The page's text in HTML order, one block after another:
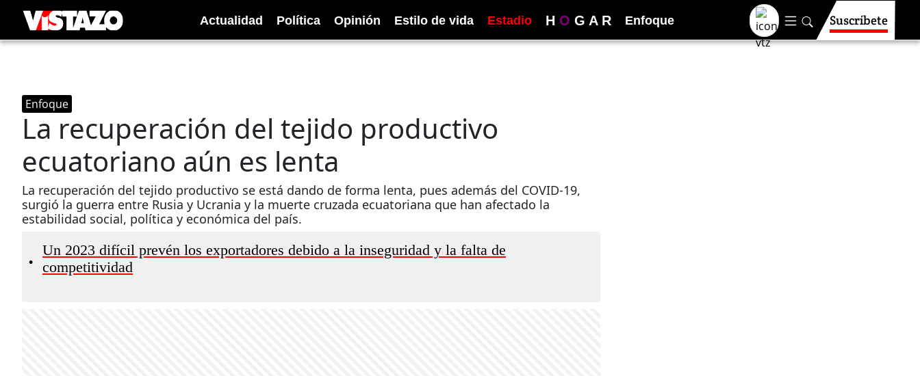
Actualidad Política Opinión Estilo de vida Estadio H O G A R Enfoque Suscríbete
Enfoque
La recuperación del tejido productivo
ecuatoriano aún es lenta
La recuperación del tejido productivo se está dando de forma lenta, pues además del COVID-19,
surgió la guerra entre Rusia y Ucrania y la muerte cruzada ecuatoriana que han afectado la
estabilidad social, política y económica del país.
•
Un 2023 difícil prevén los exportadores debido a la inseguridad y la falta de
competitividad